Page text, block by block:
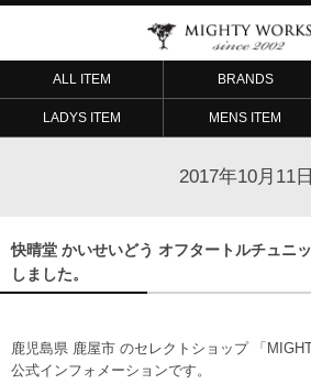
ALL ITEM BRANDS
LADYS ITEM MENS ITEM
2017年10月11日
快晴堂 かいせいどう オフタートルチュニ
しました。
鹿児島県 鹿屋市 のセレクトショップ 「
公式インフォメーションです。